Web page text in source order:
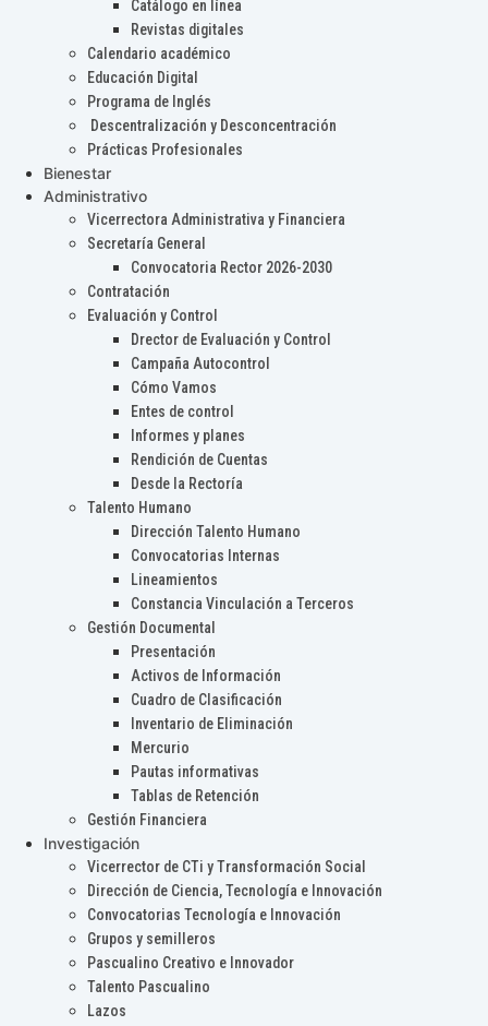
Catálogo en línea
Revistas digitales
Calendario académico
Educación Digital
Programa de Inglés
Descentralización y Desconcentración
Prácticas Profesionales
Bienestar
Administrativo
Vicerrectora Administrativa y Financiera
Secretaría General
Convocatoria Rector 2026-2030
Contratación
Evaluación y Control
Drector de Evaluación y Control
Campaña Autocontrol
Cómo Vamos
Entes de control
Informes y planes
Rendición de Cuentas
Desde la Rectoría
Talento Humano
Dirección Talento Humano
Convocatorias Internas
Lineamientos
Constancia Vinculación a Terceros
Gestión Documental
Presentación
Activos de Información
Cuadro de Clasificación
Inventario de Eliminación
Mercurio
Pautas informativas
Tablas de Retención
Gestión Financiera
Investigación
Vicerrector de CTi y Transformación Social
Dirección de Ciencia, Tecnología e Innovación
Convocatorias Tecnología e Innovación
Grupos y semilleros
Pascualino Creativo e Innovador
Talento Pascualino
Lazos